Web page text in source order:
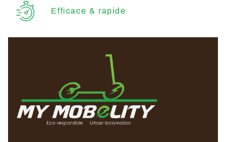
Efficace & rapide